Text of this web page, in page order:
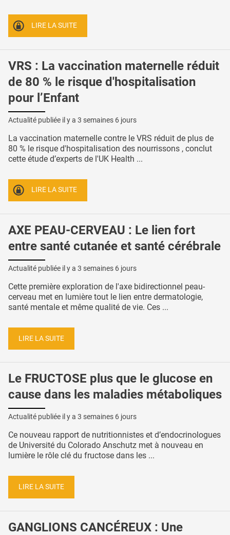
LIRE LA SUITE
VRS : La vaccination maternelle réduit
de 80 % le risque d'hospitalisation
pour l’Enfant
Actualité publiée il y a 3 semaines 6 jours
La vaccination maternelle contre le VRS réduit de plus de
80 % le risque d'hospitalisation des nourrissons , conclut
cette étude d’experts de l'UK Health ...
LIRE LA SUITE
AXE PEAU-CERVEAU : Le lien fort
entre santé cutanée et santé cérébrale
Actualité publiée il y a 3 semaines 6 jours
Cette première exploration de l'axe bidirectionnel peau-
cerveau met en lumière tout le lien entre dermatologie,
santé mentale et même qualité de vie. Ces ...
LIRE LA SUITE
Le FRUCTOSE plus que le glucose en
cause dans les maladies métaboliques
Actualité publiée il y a 3 semaines 6 jours
Ce nouveau rapport de nutritionnistes et d’endocrinologues
de Université du Colorado Anschutz met à nouveau en
lumière le rôle clé du fructose dans les ...
LIRE LA SUITE
GANGLIONS CANCÉREUX : Une